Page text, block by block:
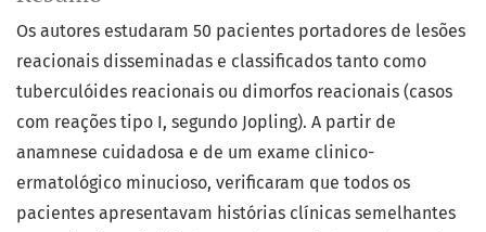
Os autores estudaram 50 pacientes portadores de lesões
reacionais disseminadas e classificados tanto como
tuberculóides reacionais ou dimorfos reacionais (casos
com reações tipo I, segundo Jopling). A partir de
anamnese cuidadosa e de um exame clinico-
ermatológico minucioso, verificaram que todos os
pacientes apresentavam histórias clínicas semelhantes